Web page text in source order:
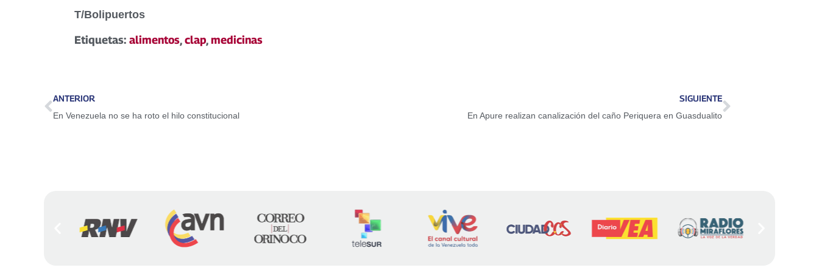
T/Bolipuertos
Etiquetas: alimentos,clap,medicinas
ANTERIOR
En Venezuela no se ha roto el hilo constitucional
SIGUIENTE
En Apure realizan canalización del caño Periquera en Guasdualito